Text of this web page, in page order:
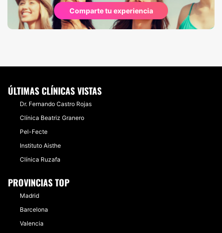
Comparte tu experiencia
ÚLTIMAS CLÍNICAS VISTAS
Dr. Fernando Castro Rojas
Clínica Beatriz Granero
Pel-Fecte
Instituto Aisthe
Clínica Ruzafa
PROVINCIAS TOP
Madrid
Barcelona
Valencia